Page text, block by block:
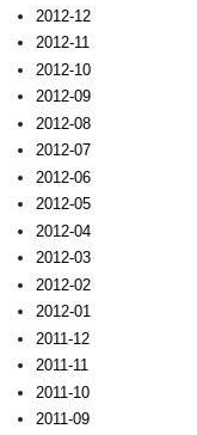
2012-12
2012-11
2012-10
2012-09
2012-08
2012-07
2012-06
2012-05
2012-04
2012-03
2012-02
2012-01
2011-12
2011-11
2011-10
2011-09